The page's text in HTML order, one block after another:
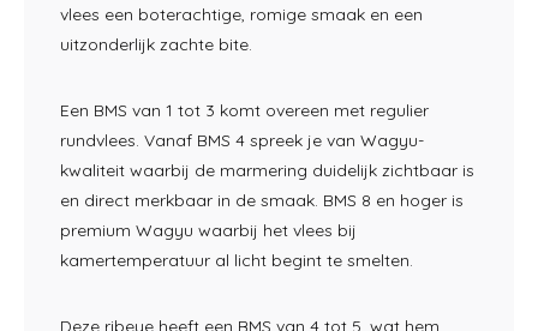
vlees een boterachtige, romige smaak en een
uitzonderlijk zachte bite.
Een BMS van 1 tot 3 komt overeen met regulier
rundvlees. Vanaf BMS 4 spreek je van Wagyu-
kwaliteit waarbij de marmering duidelijk zichtbaar is
en direct merkbaar in de smaak. BMS 8 en hoger is
premium Wagyu waarbij het vlees bij
kamertemperatuur al licht begint te smelten.
Deze ribeye heeft een BMS van 4 tot 5, wat hem